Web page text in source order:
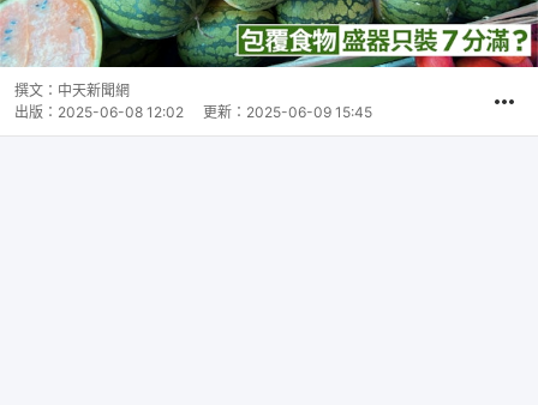
撰文： 中天新聞網
出版： 2025-06-08 12:02 更新： 2025-06-09 15:45